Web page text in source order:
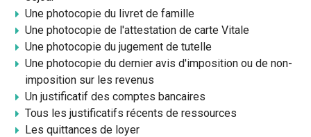
Une photocopie du livret de famille
Une photocopie de l'attestation de carte Vitale
Une photocopie du jugement de tutelle
Une photocopie du dernier avis d'imposition ou de non-
imposition sur les revenus
Un justificatif des comptes bancaires
Tous les justificatifs récents de ressources
Les quittances de loyer